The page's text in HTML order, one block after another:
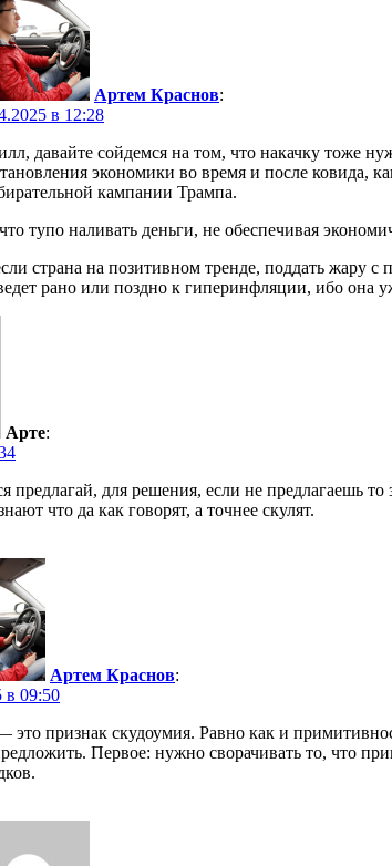
Артем Краснов:
в 12:28
давайте сойдемся на том, что накачку тоже
экономики во время и после ковида,
кампании Трампа.
тупо наливать деньги, не обеспечивая
страна на позитивном тренде, поддать
рано или поздно к гиперинфляции, ибо она
Арте:
предлагай, для решения, если не предлагаешь
что да как говорят, а точнее скулят.
Артем Краснов:
в 09:50
это признак скудоумия. Равно как и
Первое: нужно сворачивать то, что